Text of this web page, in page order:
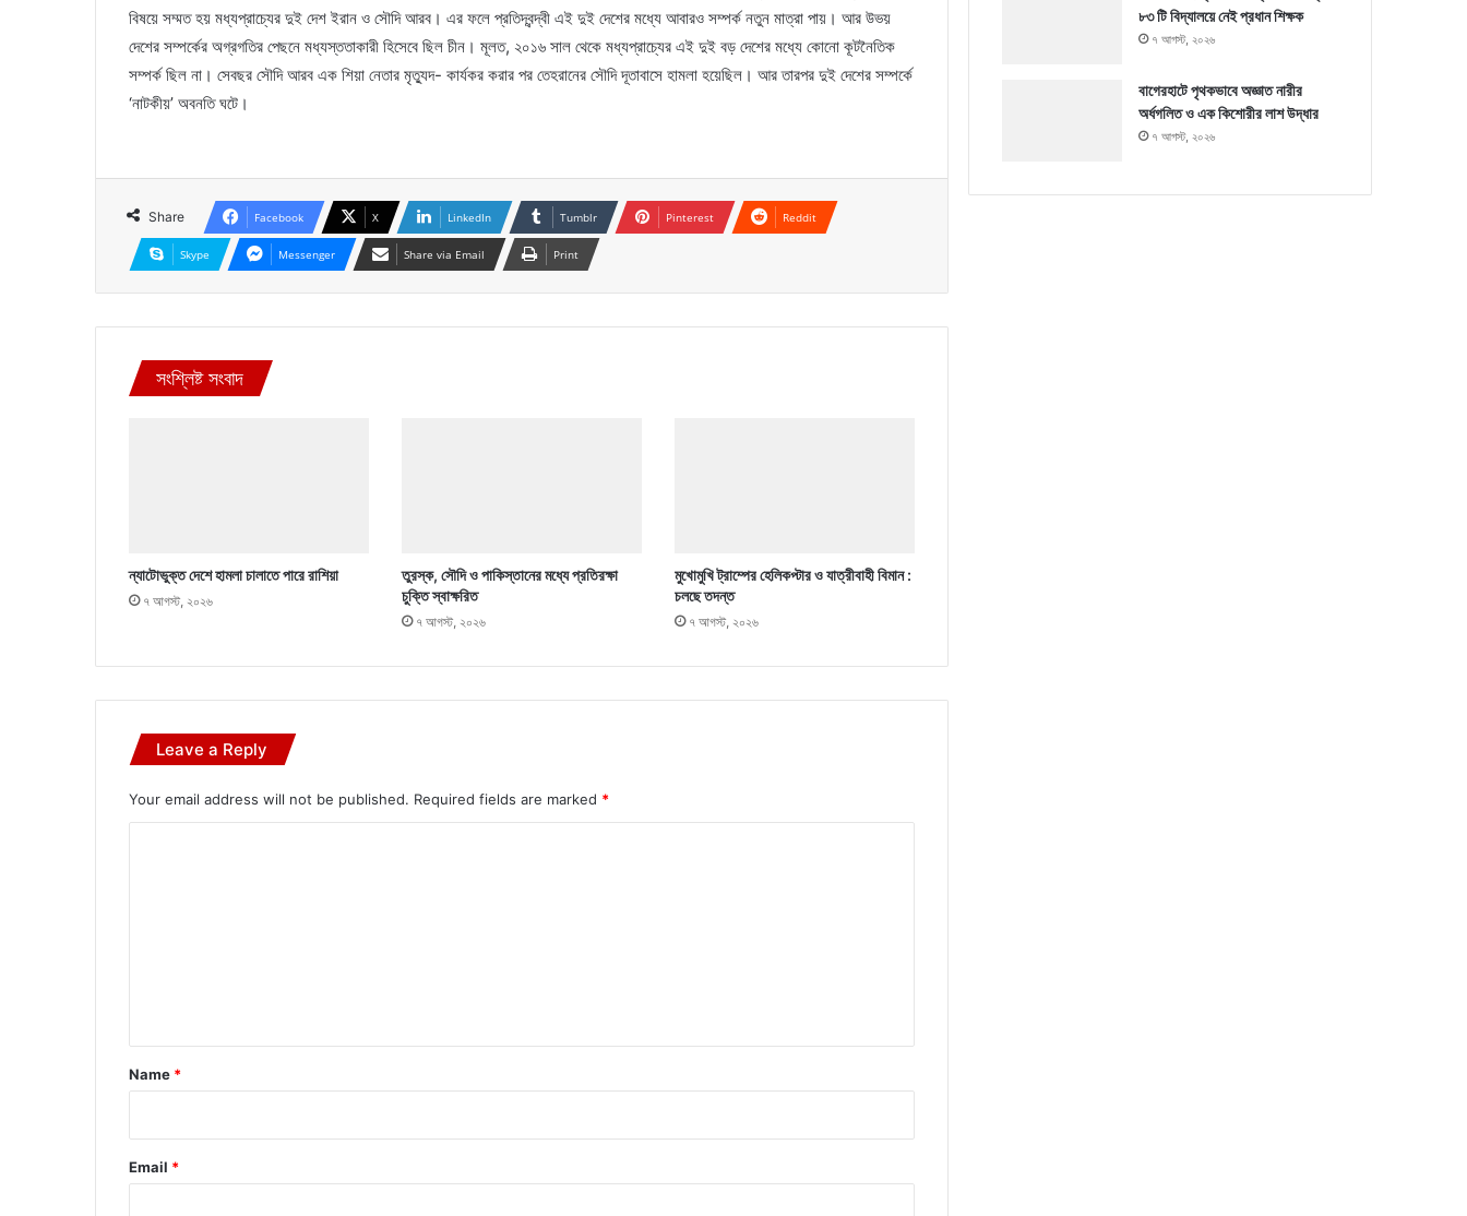
বিষয়ে সম্মত হয় মধ্যপ্রাচ্যের দুই দেশ ইরান ও সৌদি আরব। এর ফলে প্রতিদ্বন্দ্বী এই দুই দেশের মধ্যে আবারও সম্পর্ক নতুন মাত্রা পায়। আর উভয়
দেশের সম্পর্কের অগ্রগতির পেছনে মধ্যস্ততাকারী হিসেবে ছিল চীন। মূলত, ২০১৬ সাল থেকে মধ্যপ্রাচ্যের এই দুই বড় দেশের মধ্যে কোনো কূটনৈতিক
সম্পর্ক ছিল না। সেবছর সৌদি আরব এক শিয়া নেতার মৃত্যুদ- কার্যকর করার পর তেহরানের সৌদি দূতাবাসে হামলা হয়েছিল। আর তারপর দুই দেশের সম্পর্কে
‘নাটকীয়’ অবনতি ঘটে।
Share Facebook X LinkedIn Tumblr Pinterest Reddit
Skype Messenger Share via Email Print
সংশ্লিষ্ট সংবাদ
ন্যাটোভুক্ত দেশে হামলা চালাতে পারে রাশিয়া
৭ আগস্ট, ২০২৬
তুরস্ক, সৌদি ও পাকিস্তানের মধ্যে প্রতিরক্ষা
চুক্তি স্বাক্ষরিত
৭ আগস্ট, ২০২৬
মুখোমুখি ট্রাম্পের হেলিকপ্টার ও যাত্রীবাহী বিমান :
চলছে তদন্ত
৭ আগস্ট, ২০২৬
Leave a Reply
Your email address will not be published. Required fields are marked *
*
Name *
Email *
৮৩ টি বিদ্যালয়ে নেই প্রধান শিক্ষক
৭ আগস্ট, ২০২৬
বাগেরহাটে পৃথকভাবে অজ্ঞাত নারীর
অর্ধগলিত ও এক কিশোরীর লাশ উদ্ধার
৭ আগস্ট, ২০২৬